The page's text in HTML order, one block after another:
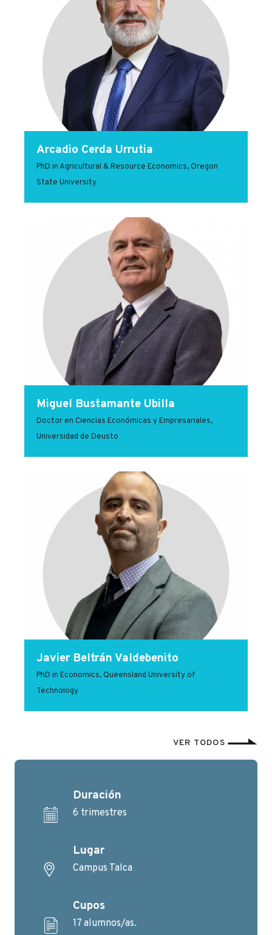
Arcadio Cerda Urrutia
PhD in Agricultural & Resource Economics, Oregon
State University
Miguel Bustamante Ubilla
Doctor en Ciencias Económicas y Empresariales,
Universidad de Deusto
Javier Beltrán Valdebenito
PhD in Economics, Queensland University of
Technology
VER TODOS
Duración
6 trimestres
Lugar
Campus Talca
Cupos
17 alumnos/as.